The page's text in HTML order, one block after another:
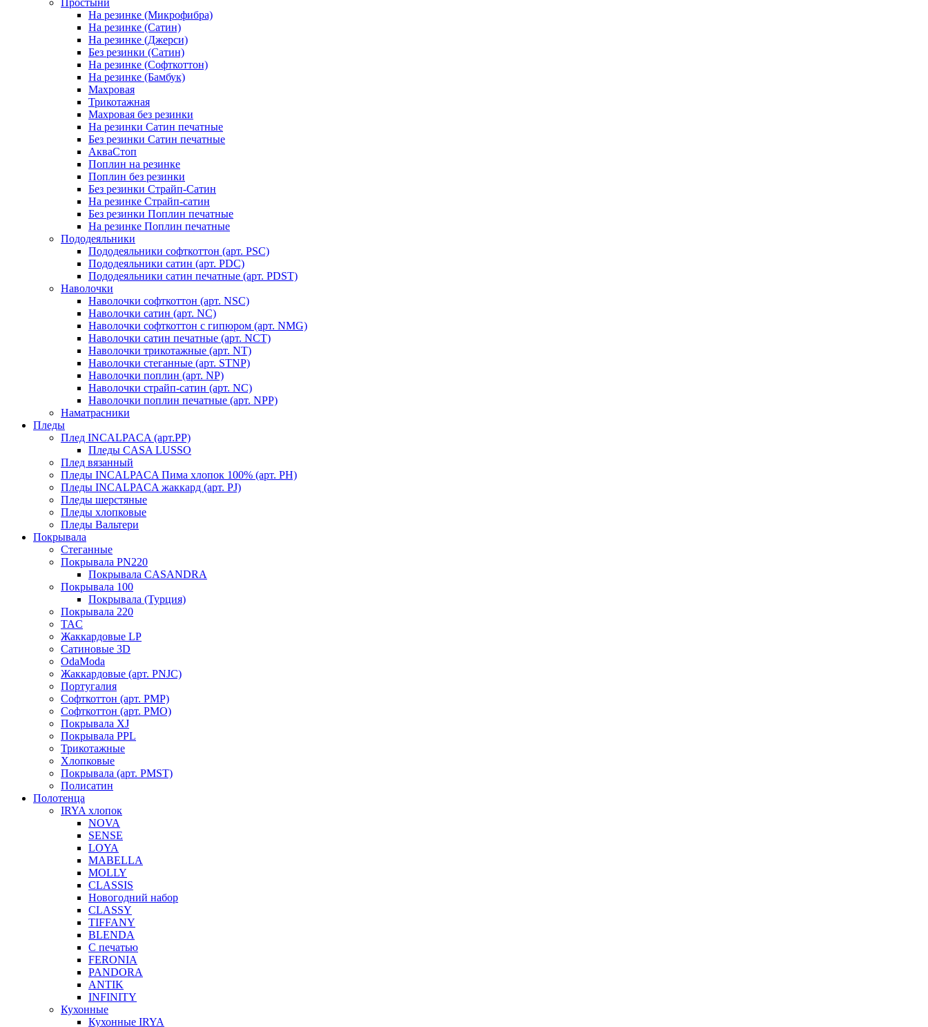
Простыни
На резинке (Микрофибра)
На резинке (Сатин)
На резинке (Джерси)
Без резинки (Сатин)
На резинке (Софткоттон)
На резинке (Бамбук)
Махровая
Трикотажная
Махровая без резинки
На резинки Сатин печатные
Без резинки Сатин печатные
АкваСтоп
Поплин на резинке
Поплин без резинки
Без резинки Страйп-Сатин
На резинке Страйп-сатин
Без резинки Поплин печатные
На резинке Поплин печатные
Пододеяльники
Пододеяльники софткоттон (арт. PSC)
Пододеяльники сатин (арт. PDC)
Пододеяльники сатин печатные (арт. PDST)
Наволочки
Наволочки софткоттон (арт. NSC)
Наволочки сатин (арт. NC)
Наволочки софткоттон с гипюром (арт. NMG)
Наволочки сатин печатные (арт. NCT)
Наволочки трикотажные (арт. NT)
Наволочки стеганные (арт. STNP)
Наволочки поплин (арт. NP)
Наволочки страйп-сатин (арт. NC)
Наволочки поплин печатные (арт. NPP)
Наматрасники
Пледы
Плед INCALPACA (арт.PP)
Пледы CASA LUSSO
Плед вязанный
Пледы INCALPACA Пима хлопок 100% (арт. PH)
Пледы INCALPACA жаккард (арт. PJ)
Пледы шерстяные
Пледы хлопковые
Пледы Вальтери
Покрывала
Стеганные
Покрывала PN220
Покрывала CASANDRA
Покрывала 100
Покрывала (Турция)
Покрывала 220
TAC
Жаккардовые LP
Сатиновые 3D
OdaModa
Жаккардовые (арт. PNJC)
Португалия
Софткоттон (арт. PMP)
Софткоттон (арт. PMO)
Покрывала XJ
Покрывала PPL
Трикотажные
Хлопковые
Покрывала (арт. PMST)
Полисатин
Полотенца
IRYA хлопок
NOVA
SENSE
LOYA
MABELLA
MOLLY
CLASSIS
Новогодний набор
CLASSY
TIFFANY
BLENDA
С печатью
FERONIA
PANDORA
ANTIK
INFINITY
Кухонные
Кухонные IRYA